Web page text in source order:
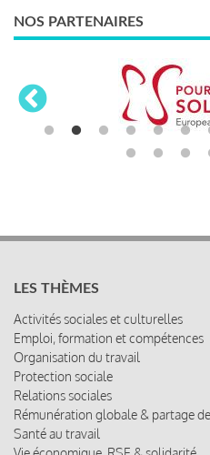
NOS PARTENAIRES
LES THÈMES
Activités sociales et culturelles
Emploi, formation et compétences
Organisation du travail
Protection sociale
Relations sociales
Rémunération globale & partage
Santé au travail